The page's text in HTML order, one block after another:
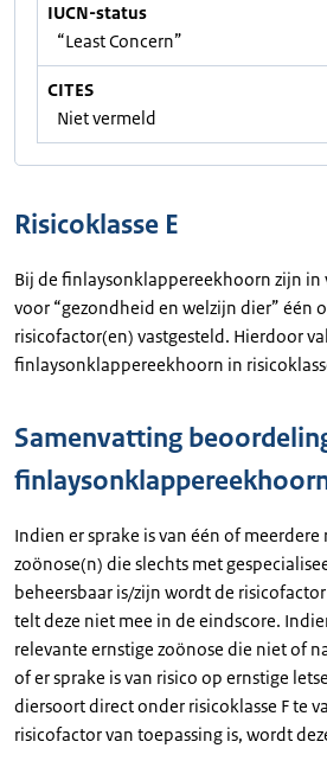
IUCN-status
“Least Concern”
CITES
Niet vermeld
Risicoklasse E
Bij de finlaysonklappereekhoorn zijn in
voor “gezondheid en welzijn dier” één
risicofactor(en) vastgesteld. Hierdoor
finlaysonklappereekhoorn in
Samenvatting
Indien er sprake is van één of
zoönose(n) die slechts met
beheersbaar is/zijn wordt de
telt deze niet mee in de eindscore.
relevante ernstige zoönose die niet of
of er sprake is van risico op ernstige
diersoort direct onder risicoklasse F te
risicofactor van toepassing is, wordt